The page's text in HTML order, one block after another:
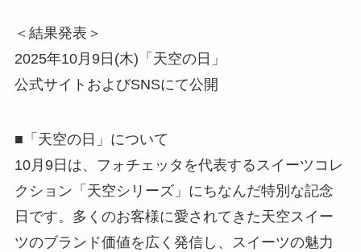
＜結果発表＞
2025年10月9日(木)「天空の日」
公式サイトおよびSNSにて公開
■「天空の日」について
10月9日は、フォチェッタを代表するスイーツコレ
クション「天空シリーズ」にちなんだ特別な記念
日です。多くのお客様に愛されてきた天空スイー
ツのブランド価値を広く発信し、スイーツの魅力